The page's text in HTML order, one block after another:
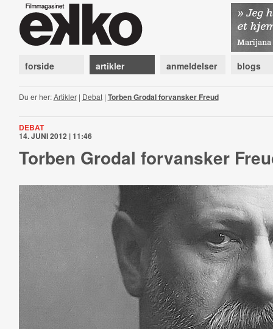
forside artikler anmeldelser blogs
Du er her:Artikler| Debat| Torben Grodal forvansker Freud
DEBAT
14. JUNI 2012 | 11:46
Torben Grodal forvansker